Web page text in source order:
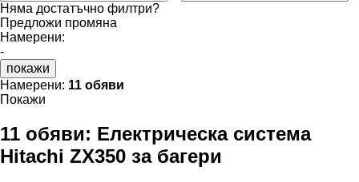
Няма достатъчно филтри?
Предложи промяна
Намерени:
-
покажи
Намерени: 11 обяви
Покажи
11 обяви: Електрическа система
Hitachi ZX350 за багери